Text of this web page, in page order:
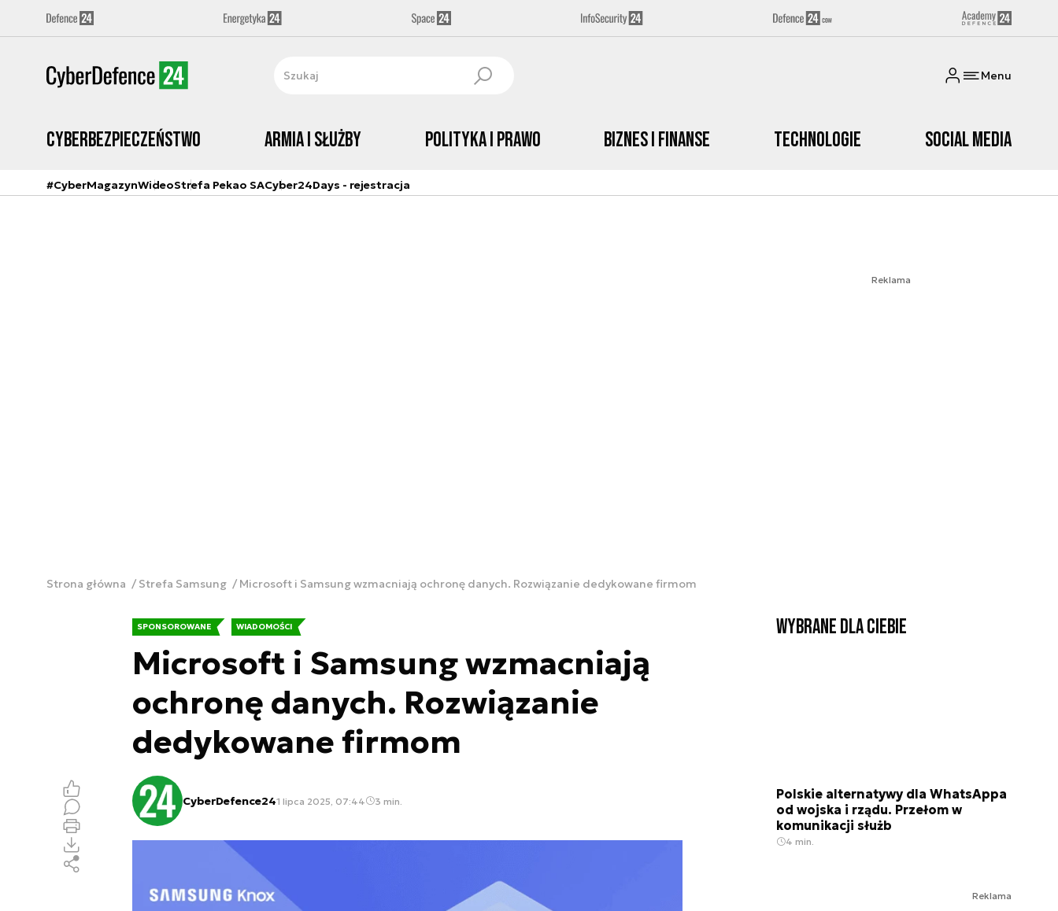
Menu
Cyberbezpieczeństwo Armia i Służby Polityka i prawo Biznes i Finanse Technologie Social media
#CyberMagazynWideoStrefa Pekao SACyber24Days - rejestracja
Reklama
Strona główna Strefa Samsung Microsoft i Samsung wzmacniają ochronę danych. Rozwiązanie dedykowane firmom
SPONSOROWANE WIADOMOŚCI
Microsoft i Samsung wzmacniają
ochronę danych. Rozwiązanie
dedykowane firmom
CyberDefence241 lipca 2025, 07:44 3 min.
Wybrane dla Ciebie
Polskie alternatywy dla WhatsAppa
od wojska i rządu. Przełom w
komunikacji służb
4 min.
Reklama